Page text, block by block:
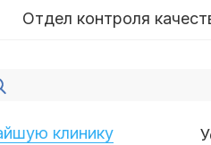
Отдел контроля
клинику